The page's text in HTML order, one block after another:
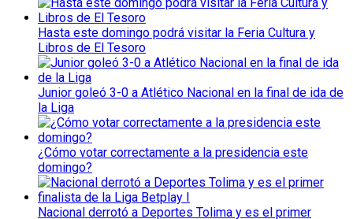
Hasta este domingo podrá visitar la Feria Cultura y
Libros de El Tesoro
Junior goleó 3-0 a Atlético Nacional en la final de ida de
la Liga
¿Cómo votar correctamente a la presidencia este
domingo?
Nacional derrotó a Deportes Tolima y es el primer